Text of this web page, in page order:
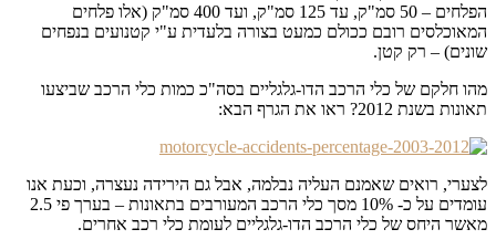
הפלחים – 50 סמ"ק, עד 125 סמ"ק, ועד 400 סמ"ק (אלו פלחים
המאוכלסים רובם ככולם כמעט בצורה בלעדית ע"י קטנועים בנפחים
שונים) – רק קטן.
מהו חלקם של כלי הרכב הדו-גלגליים בסה"כ כמות כלי הרכב שביצעו
תאונות בשנת 2012? ראו את הגרף הבא:
לצערי, רואים שאמנם העליה נבלמה, אבל גם הירידה נעצרה, וכעת אנו
עומדים על כ- 10% מסך כלי הרכב המעורבים בתאונות – בערך פי 2.5
מאשר היחס של כלי הרכב הדו-גלגליים לעומת כלי רכב אחרים.